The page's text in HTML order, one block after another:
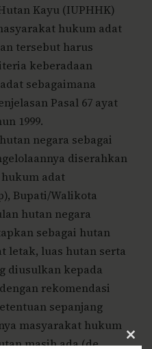
Kayu (IUPHHK)
hukum adat
tersebut harus
keberadaan
sebagaimana
Pasal 67 ayat
1999.
negara sebagai
diserahkan
adat
Bupati/Walikota
hutan negara
sebagai hutan
letak, luas hutan serta
diusulkan kepada
rekomendasi
sepanjang
masyarakat hukum
masih ada (de
Close